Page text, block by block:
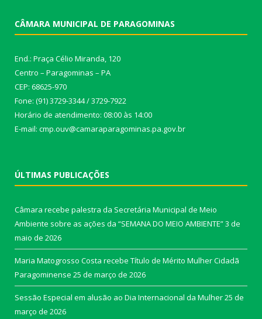
CÂMARA MUNICIPAL DE PARAGOMINAS
End.: Praça Célio Miranda, 120
Centro – Paragominas – PA
CEP: 68625-970
Fone: (91) 3729-3344 / 3729-7922
Horário de atendimento: 08:00 às 14:00
E-mail: cmp.ouv@camaraparagominas.pa.gov.br
ÚLTIMAS PUBLICAÇÕES
Câmara recebe palestra da Secretária Municipal de Meio
Ambiente sobre as ações da “SEMANA DO MEIO AMBIENTE”3 de
maio de 2026
Maria Matogrosso Costa recebe Título de Mérito Mulher Cidadã
Paragominense 25 de março de 2026
Sessão Especial em alusão ao Dia Internacional da Mulher25 de
março de 2026